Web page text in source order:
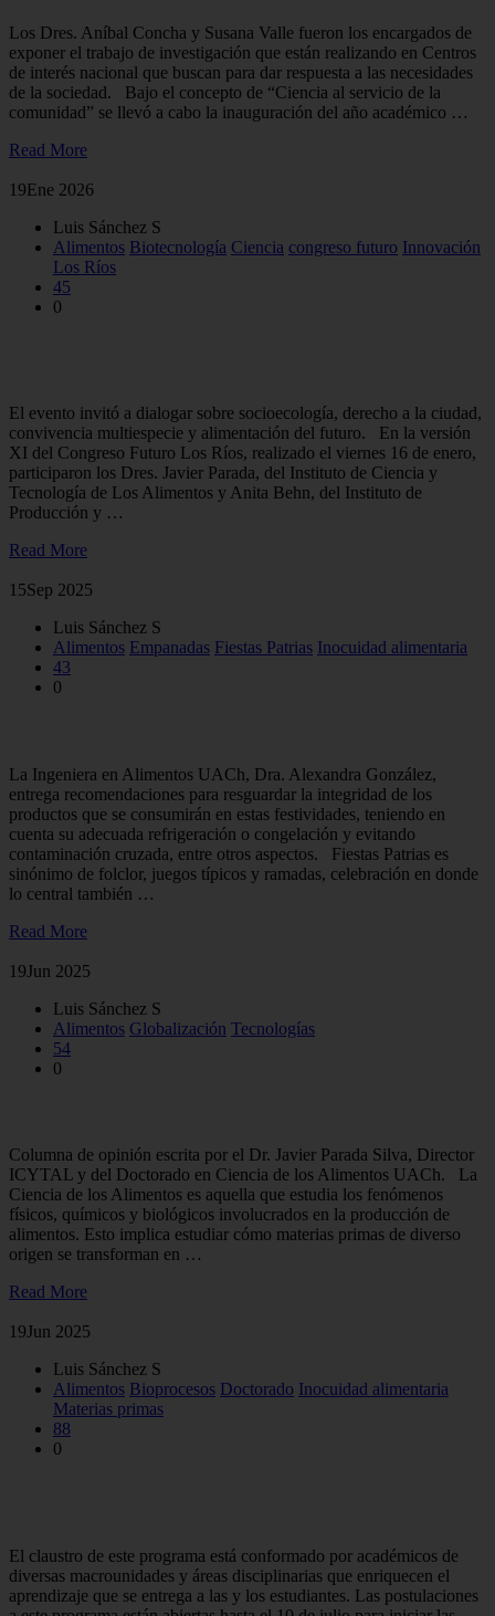
Los Dres. Aníbal Concha y Susana Valle fueron los encargados de
exponer el trabajo de investigación que están realizando en Centros
de interés nacional que buscan para dar respuesta a las necesidades
de la sociedad. Bajo el concepto de “Ciencia al servicio de la
comunidad” se llevó a cabo la inauguración del año académico …
Read More
19Ene 2026
Luis Sánchez S
Alimentos Biotecnología Ciencia congreso futuro Innovación
Los Ríos
45
0
El evento invitó a dialogar sobre socioecología, derecho a la ciudad,
convivencia multiespecie y alimentación del futuro. En la versión
XI del Congreso Futuro Los Ríos, realizado el viernes 16 de enero,
participaron los Dres. Javier Parada, del Instituto de Ciencia y
Tecnología de Los Alimentos y Anita Behn, del Instituto de
Producción y …
Read More
15Sep 2025
Luis Sánchez S
Alimentos Empanadas Fiestas Patrias Inocuidad alimentaria
43
0
La Ingeniera en Alimentos UACh, Dra. Alexandra González,
entrega recomendaciones para resguardar la integridad de los
productos que se consumirán en estas festividades, teniendo en
cuenta su adecuada refrigeración o congelación y evitando
contaminación cruzada, entre otros aspectos. Fiestas Patrias es
sinónimo de folclor, juegos típicos y ramadas, celebración en donde
lo central también …
Read More
19Jun 2025
Luis Sánchez S
Alimentos Globalización Tecnologías
54
0
Columna de opinión escrita por el Dr. Javier Parada Silva, Director
ICYTAL y del Doctorado en Ciencia de los Alimentos UACh. La
Ciencia de los Alimentos es aquella que estudia los fenómenos
físicos, químicos y biológicos involucrados en la producción de
alimentos. Esto implica estudiar cómo materias primas de diverso
origen se transforman en …
Read More
19Jun 2025
Luis Sánchez S
Alimentos Bioprocesos Doctorado Inocuidad alimentaria
Materias primas
88
0
El claustro de este programa está conformado por académicos de
diversas macrounidades y áreas disciplinarias que enriquecen el
aprendizaje que se entrega a las y los estudiantes. Las postulaciones